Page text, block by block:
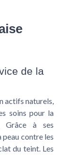
de la
actifs naturels,
soins pour la
Grâce à ses
contre les
du teint. Les